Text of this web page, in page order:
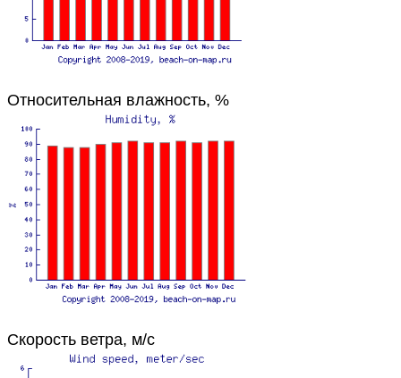
Относительная влажность, %
Скорость ветра, м/с